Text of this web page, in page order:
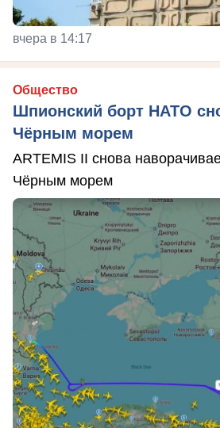
вчера в 14:17
Общество
Шпионский борт НАТО
Чёрным морем
ARTEMIS II снова
Чёрным морем